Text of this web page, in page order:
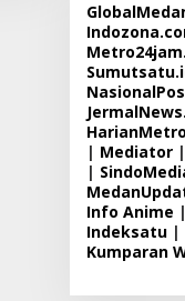
NasionalPos
| Mediator|
|
Info Anime |
Indeksatu|
Kumparan